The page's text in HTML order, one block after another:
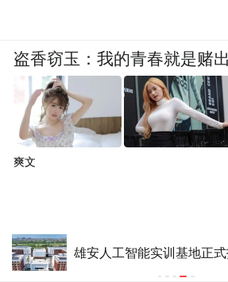
雄安人工智能实训基地正
盗香窃玉：我的青春就是赌
爽文